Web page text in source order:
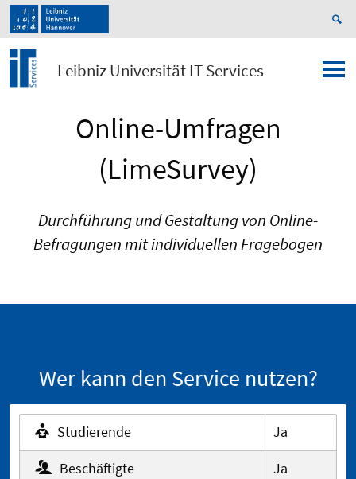
Leibniz Universität IT Services
Online-Umfragen
(LimeSurvey)
Durchführung und Gestaltung von Online-
Befragungen mit individuellen Fragebögen
Wer kann den Service nutzen?
Studierende
Ja
Beschäftigte
Ja